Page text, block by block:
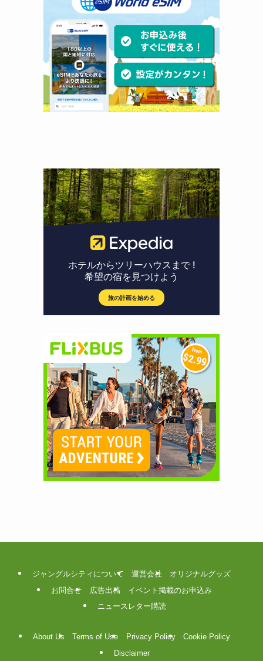
ジャングルシティについて 運営会社
オリジナルグッズ
お問合せ
広告出稿
イベント掲載のお申込み
ニュースレター購読
About Us Terms of Use Privacy Policy
Cookie Policy
Disclaimer